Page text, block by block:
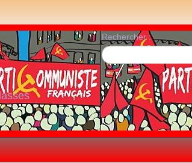
Rechercher :